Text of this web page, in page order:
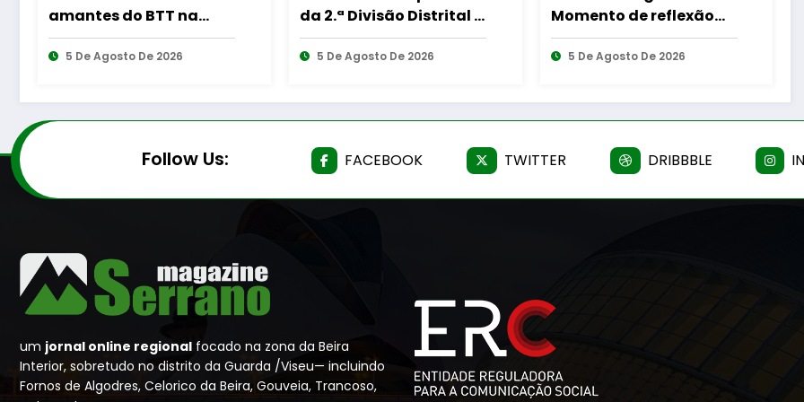
da 2.ª Divisão Distrital –
ISOJOFER sorteado
5 De Agosto De 2026
Momento de reflexão
“As Tecedeiras – Uma
Questão de Mulheres e
5 De Agosto De 2026
Cabine de Leitura em
Gouveia
6 De Agosto De 2026
Follow Us: FACEBOOK TWITTER DRIBBBLE
um jornal online regional focado na zona da Beira
Interior, sobretudo no distrito da Guarda /Viseu— incluindo
Fornos de Algodres, Celorico da Beira, Gouveia, Trancoso,